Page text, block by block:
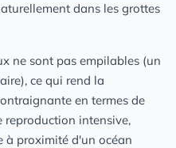
dans les grottes
ne sont pas empilables (un
ce qui rend la
en termes de
reproduction intensive,
à proximité d'un océan